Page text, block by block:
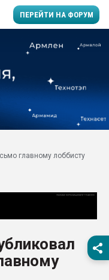
ПЕРЕЙТИ НА ФОРУМ
заводу пластмасс"
первый план в
28.07.2026
ситуацией на
главному лоббисту